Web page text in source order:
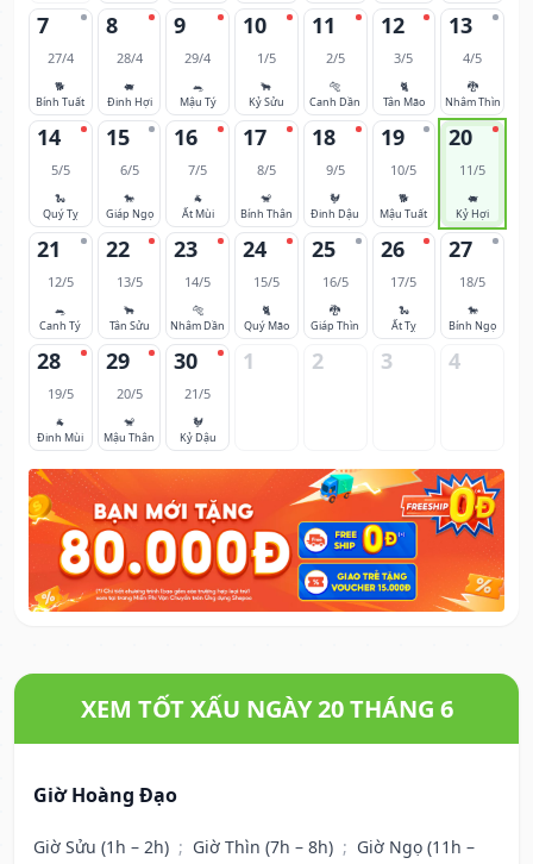
7
27/4
🐕
Bính Tuất
8
28/4
🐖
Đinh Hợi
9
29/4
🐀
Mậu Tý
10
1/5
🐂
Kỷ Sửu
11
2/5
🐅
Canh Dần
12
3/5
🐈
Tân Mão
13
4/5
🐉
Nhâm Thìn
14
5/5
🐍
Quý Tỵ
15
6/5
🐎
Giáp Ngọ
16
7/5
🐐
Ất Mùi
17
8/5
🐒
Bính Thân
18
9/5
🐓
Đinh Dậu
19
10/5
🐕
Mậu Tuất
20
11/5
🐖
Kỷ Hợi
21
12/5
🐀
Canh Tý
22
13/5
🐂
Tân Sửu
23
14/5
🐅
Nhâm Dần
24
15/5
🐈
Quý Mão
25
16/5
🐉
Giáp Thìn
26
17/5
🐍
Ất Tỵ
27
18/5
🐎
Bính Ngọ
28
19/5
🐐
Đinh Mùi
29
20/5
🐒
Mậu Thân
30
21/5
🐓
Kỷ Dậu
1 2 3 4
XEM TỐT XẤU NGÀY 20 THÁNG 6
Giờ Hoàng Đạo
Giờ Sửu (1h – 2h) ; Giờ Thìn (7h – 8h) ; Giờ Ngọ (11h –